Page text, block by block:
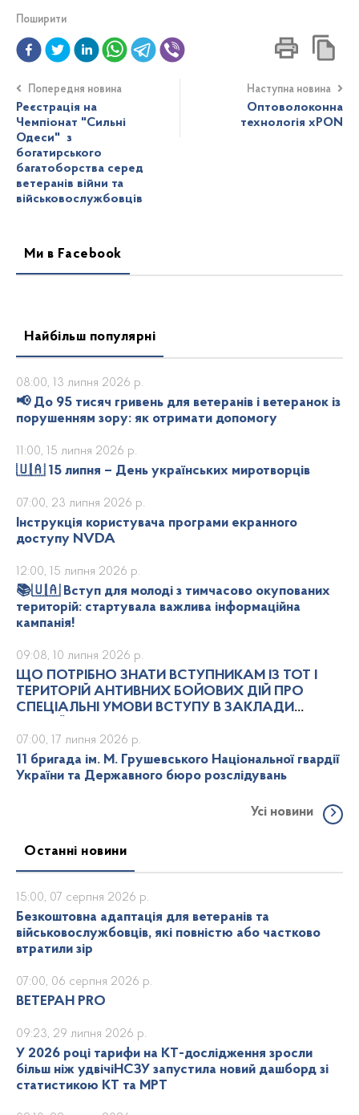
Поширити
Попередня новина
Реєстрація на
Чемпіонат "Сильні
Одеси" з
богатирського
багатоборства серед
ветеранів війни та
військовослужбовців
Наступна новина
Оптоволоконна
технологія xPON
Ми в Facebook
Найбільш популярні
📢 До 95 тисяч гривень для ветеранів і ветеранок із
порушенням зору: як отримати допомогу
08:00, 13 липня 2026 р.
🇺🇦 15 липня – День українських миротворців
11:00, 15 липня 2026 р.
Інструкція користувача програми екранного
доступу NVDA
07:00, 23 липня 2026 р.
📚🇺🇦 Вступ для молоді з тимчасово окупованих
територій: стартувала важлива інформаційна
кампанія!
12:00, 15 липня 2026 р.
ЩО ПОТРІБНО ЗНАТИ ВСТУПНИКАМ ІЗ ТОТ І
ТЕРИТОРІЙ АНТИВНИХ БОЙОВИХ ДІЙ ПРО
СПЕЦІАЛЬНІ УМОВИ ВСТУПУ В ЗАКЛАДИ
09:08, 10 липня 2026 р.
11 бригада ім. М. Грушевського Національної гвардії
України та Державного бюро розслідувань
07:00, 17 липня 2026 р.
Усі новини
Останні новини
Безкоштовна адаптація для ветеранів та
військовослужбовців, які повністю або частково
втратили зір
15:00, 07 серпня 2026 р.
ВЕТЕРАН PRO
07:00, 06 серпня 2026 р.
У 2026 році тарифи на КТ-дослідження зросли
більш ніж удвічіНСЗУ запустила новий дашборд зі
статистикою КТ та МРТ
09:23, 29 липня 2026 р.